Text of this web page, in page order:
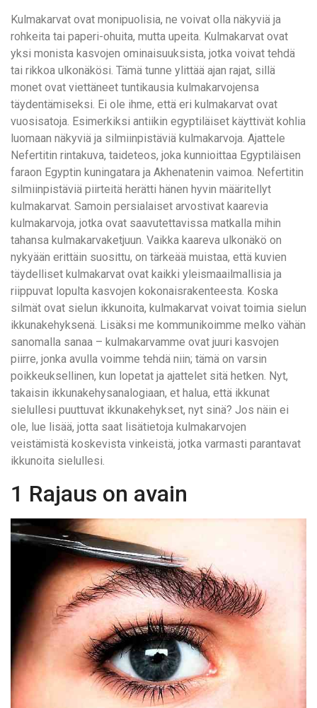
Kulmakarvat ovat monipuolisia, ne voivat olla näkyviä ja
rohkeita tai paperi-ohuita, mutta upeita. Kulmakarvat ovat
yksi monista kasvojen ominaisuuksista, jotka voivat tehdä
tai rikkoa ulkonäkösi. Tämä tunne ylittää ajan rajat, sillä
monet ovat viettäneet tuntikausia kulmakarvojensa
täydentämiseksi. Ei ole ihme, että eri kulmakarvat ovat
vuosisatoja. Esimerkiksi antiikin egyptiläiset käyttivät kohlia
luomaan näkyviä ja silmiinpistäviä kulmakarvoja. Ajattele
Nefertitin rintakuva, taideteos, joka kunnioittaa Egyptiläisen
faraon Egyptin kuningatara ja Akhenatenin vaimoa. Nefertitin
silmiinpistäviä piirteitä herätti hänen hyvin määritellyt
kulmakarvat. Samoin persialaiset arvostivat kaarevia
kulmakarvoja, jotka ovat saavutettavissa matkalla mihin
tahansa kulmakarvaketjuun. Vaikka kaareva ulkonäkö on
nykyään erittäin suosittu, on tärkeää muistaa, että kuvien
täydelliset kulmakarvat ovat kaikki yleismaailmallisia ja
riippuvat lopulta kasvojen kokonaisrakenteesta. Koska
silmät ovat sielun ikkunoita, kulmakarvat voivat toimia sielun
ikkunakehyksenä. Lisäksi me kommunikoimme melko vähän
sanomalla sanaa – kulmakarvamme ovat juuri kasvojen
piirre, jonka avulla voimme tehdä niin; tämä on varsin
poikkeuksellinen, kun lopetat ja ajattelet sitä hetken. Nyt,
takaisin ikkunakehysanalogiaan, et halua, että ikkunat
sielullesi puuttuvat ikkunakehykset, nyt sinä? Jos näin ei
ole, lue lisää, jotta saat lisätietoja kulmakarvojen
veistämistä koskevista vinkeistä, jotka varmasti parantavat
ikkunoita sielullesi.
1 Rajaus on avain